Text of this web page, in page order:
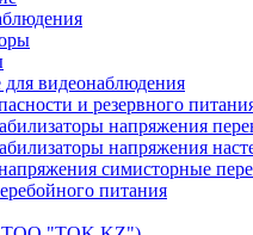
видеонаблюдения
и резервного
напряжения
напряжения
симисторные
питания